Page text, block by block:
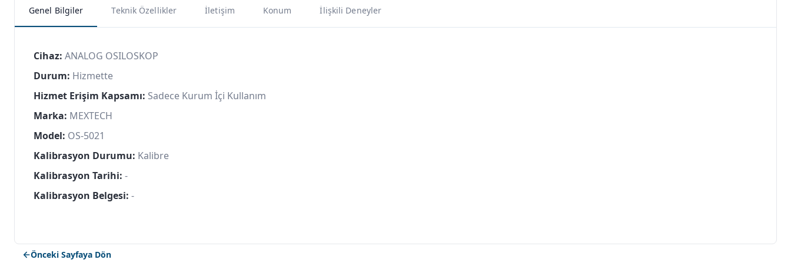
Genel Bilgiler Teknik Özellikler İletişim Konum İlişkili Deneyler
Cihaz: ANALOG OSILOSKOP
Durum: Hizmette
Hizmet Erişim Kapsamı: Sadece Kurum İçi Kullanım
Marka: MEXTECH
Model: OS-5021
Kalibrasyon Durumu: Kalibre
Kalibrasyon Tarihi: -
Kalibrasyon Belgesi: -
Önceki Sayfaya Dön